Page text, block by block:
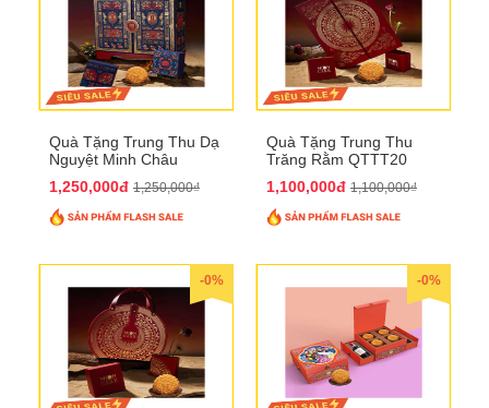
Quà Tặng Trung Thu Dạ
Nguyệt Minh Châu
1,250,000đ 1,250,000₫
Quà Tặng Trung Thu
Trăng Rằm QTTT20
1,100,000đ 1,100,000₫
-0% -0%